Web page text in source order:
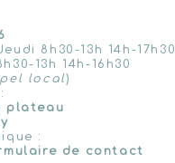
8h30-13h 14h-17h30
13h 14h-16h30
local)
plateau
:
de contact